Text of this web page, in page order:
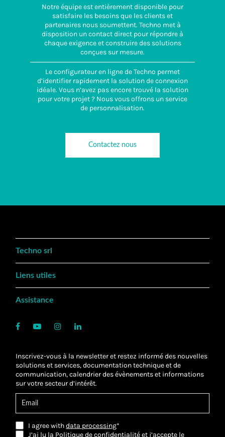
Notre équipe est entièrement disponible pour
satisfaire les besoins que les clients et
partenaires nous soumettent. Techno met à
disposition un contact direct pour répondre à
chaque exigence et construire des solutions
conçues sur mesure.
Le configurateur en ligne de Techno permet
d’identifier rapidement la solution de connexion
idéale. Vous n’avez pas encore trouvé la solution
pour votre projet ? Nous vous offrons un service
de personnalisation.
Contactez nous
Techno srl
Liens utiles
Assistance
Inscrivez-vous à la newsletter et restez informé des nouvelles
solutions et services, documentation technique et de
communication, calendrier des évènements et informations
sur votre secteur d’intérêt.
I agree withdata processing*
J’ai lu la Politique de confidentialité et j’accepte le